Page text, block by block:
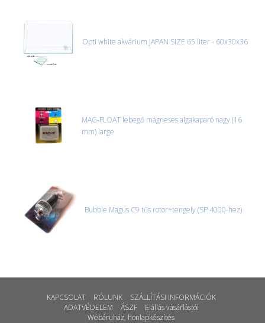
Opti white akvárium JAPAN SIZE 65 liter - 60x30x36
MAG-FLOAT lebegő mágneses algakaparó nagy (16
mm) large
Bubble Magus C9 tűs rotor+tengely (SP 4000-hez)
KAPCSOLAT RÓLUNK
SZÁLLÍTÁSI INFORMÁCIÓK
ADATVÉDELEM
ÁSZF
Elállás vásárlástól
Webáruház, honlapkészítés